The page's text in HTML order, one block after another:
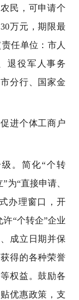
民，可申请个
万元，期限最
任单位：市人
退役军人事务
分行、国家金
进个体工商户
。简化“个转
为“直接申请、
办理窗口，开
“个转企”企业
成立日期并保
得的各种荣誉
权益。鼓励各
优惠政策，支